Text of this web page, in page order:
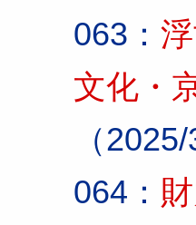
063：
文化・
（2025/
064：